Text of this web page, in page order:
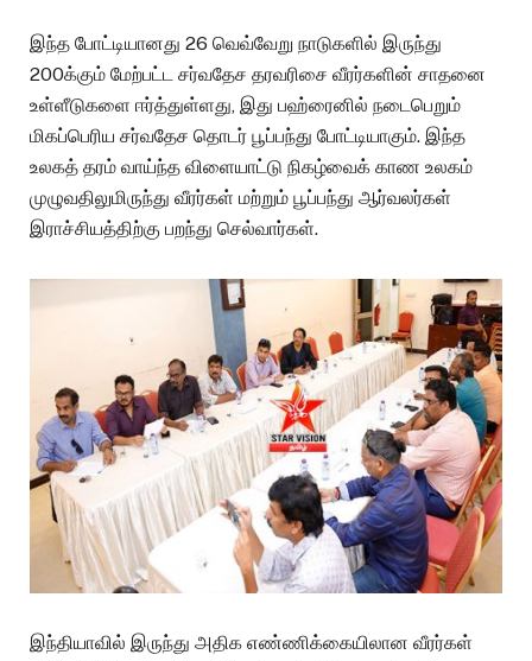
இந்த போட்டியானது 26 வெவ்வேறு நாடுகளில் இருந்து
200க்கும் மேற்பட்ட சர்வதேச தரவரிசை வீரர்களின் சாதனை
உள்ளீடுகளை ஈர்த்துள்ளது, இது பஹ்ரைனில் நடைபெறும்
மிகப்பெரிய சர்வதேச தொடர் பூப்பந்து போட்டியாகும். இந்த
உலகத் தரம் வாய்ந்த விளையாட்டு நிகழ்வைக் காண உலகம்
முழுவதிலுமிருந்து வீரர்கள் மற்றும் பூப்பந்து ஆர்வலர்கள்
இராச்சியத்திற்கு பறந்து செல்வார்கள்.
இந்தியாவில் இருந்து அதிக எண்ணிக்கையிலான வீரர்கள்